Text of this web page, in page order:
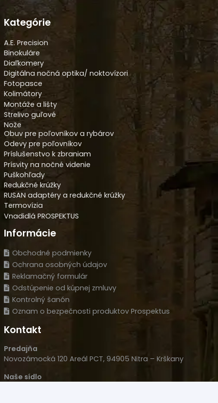
Kategórie
A.E. Precision
Binokuláre
Diaľkomery
Digitálna nočná optika/ noktovízori
Fotopasce
Kolimátory
Montáže a lišty
Strelivo guľové
Nože
Obuv pre poľovníkov a rybárov
Odevy pre poľovníkov
Príslušenstvo k zbraniam
Prísvity na nočné videnie
Puškohľady
Redukčné krúžky
RUSAN adaptéry a redukčné krúžky
Termovízia
Vnadidlá PROSPEKTUS
Informácie
Obchodné podmienky
Ochrana osobných údajov
Reklamačný formulár
Odstúpenie od kúpnej zmluvy
Kontrolný šanón
Oznam o bezpečnosti produktov Prospektus
Kontakt
Predajňa
Novozámocká 120 Areál PCT, 94905 Nitra – Krškany
Naše sídlo